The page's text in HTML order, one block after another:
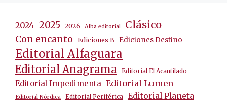
2024 2025 2026 Alba editorial Clásico
Con encanto Ediciones B Ediciones Destino
Editorial Alfaguara
Editorial Anagrama Editorial El Acantilado
Editorial Impedimenta Editorial Lumen
Editorial Nórdica Editorial Periférica Editorial Planeta